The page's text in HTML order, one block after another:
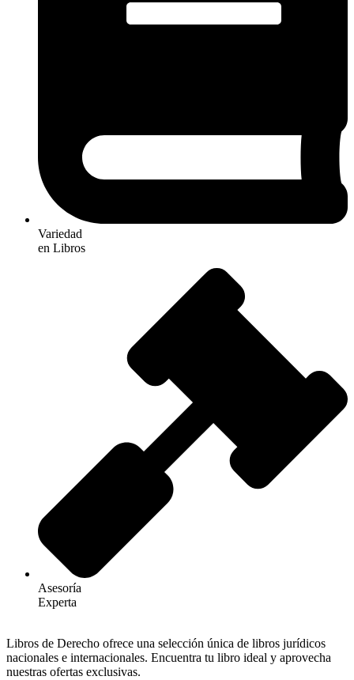
Variedad
en Libros
Asesoría
Experta
Libros de Derecho ofrece una selección única de libros jurídicos
nacionales e internacionales. Encuentra tu libro ideal y aprovecha
nuestras ofertas exclusivas.